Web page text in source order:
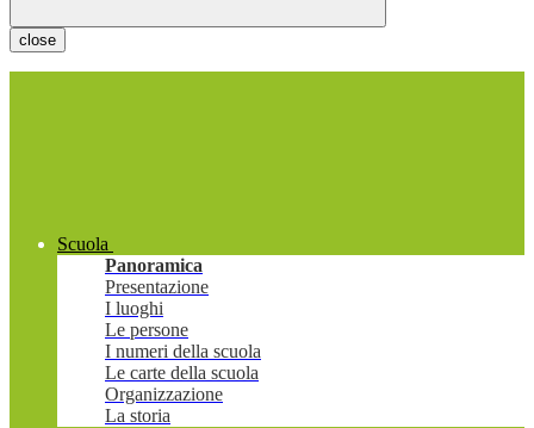
close
Scuola
Panoramica
Presentazione
I luoghi
Le persone
I numeri della scuola
Le carte della scuola
Organizzazione
La storia